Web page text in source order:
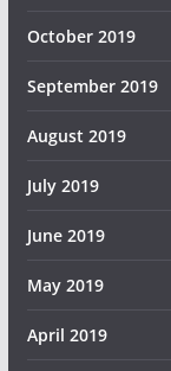
October 2019
September 2019
August 2019
July 2019
June 2019
May 2019
April 2019